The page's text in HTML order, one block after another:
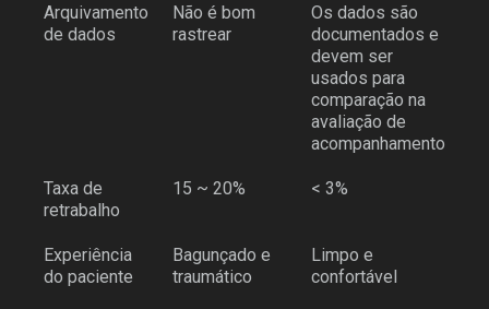
Arquivamento
de dados
Não é bom
rastrear
Os dados são
documentados e
devem ser
usados para
comparação na
avaliação de
acompanhamento
Taxa de
retrabalho
15 ~ 20% < 3%
Experiência
do paciente
Bagunçado e
traumático
Limpo e
confortável